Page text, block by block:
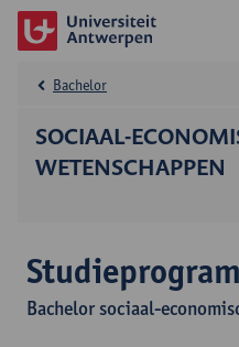
SOCIAAL-
WETENSCHAPPEN
Bachelor
Bachelor sociaal-